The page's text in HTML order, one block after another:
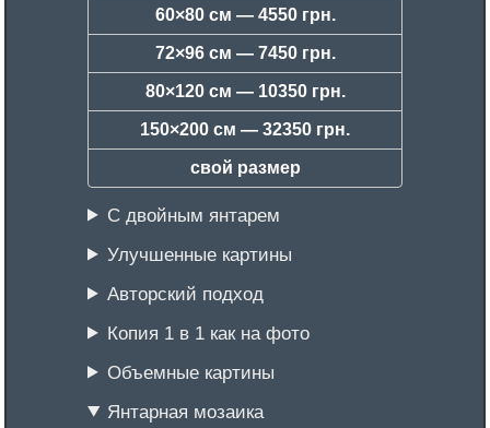
60×80 см — 4550 грн.
72×96 см — 7450 грн.
80×120 см — 10350 грн.
150×200 см — 32350 грн.
свой размер
С двойным янтарем
Улучшенные картины
Авторский подход
Копия 1 в 1 как на фото
Объемные картины
Янтарная мозаика